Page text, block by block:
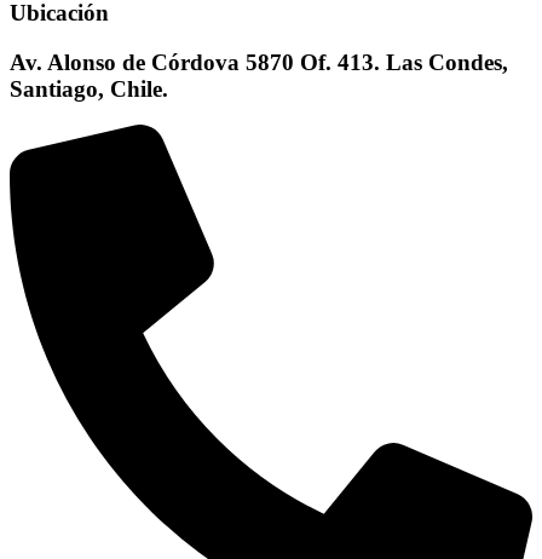
Ubicación
Av. Alonso de Córdova 5870 Of. 413. Las Condes,
Santiago, Chile.